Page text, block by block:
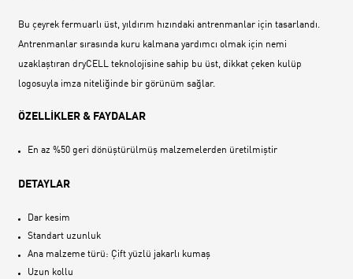
Bu çeyrek fermuarlı üst, yıldırım hızındaki antrenmanlar için tasarlandı.
Antrenmanlar sırasında kuru kalmana yardımcı olmak için nemi
uzaklaştıran dryCELL teknolojisine sahip bu üst, dikkat çeken kulüp
logosuyla imza niteliğinde bir görünüm sağlar.
ÖZELLİKLER & FAYDALAR
En az %50 geri dönüştürülmüş malzemelerden üretilmiştir
DETAYLAR
Dar kesim
Standart uzunluk
Ana malzeme türü: Çift yüzlü jakarlı kumaş
Uzun kollu